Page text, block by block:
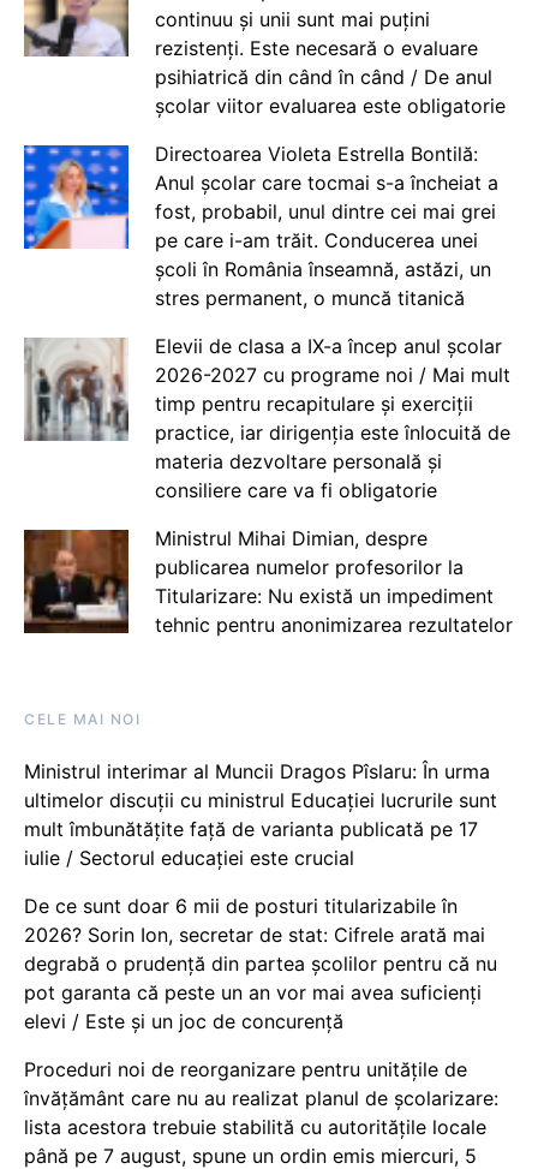
continuu și unii sunt mai puțini
rezistenți. Este necesară o evaluare
psihiatrică din când în când / De anul
școlar viitor evaluarea este obligatorie
Directoarea Violeta Estrella Bontilă:
Anul școlar care tocmai s-a încheiat a
fost, probabil, unul dintre cei mai grei
pe care i-am trăit. Conducerea unei
școli în România înseamnă, astăzi, un
stres permanent, o muncă titanică
Elevii de clasa a IX-a încep anul școlar
2026-2027 cu programe noi / Mai mult
timp pentru recapitulare și exerciții
practice, iar dirigenția este înlocuită de
materia dezvoltare personală și
consiliere care va fi obligatorie
Ministrul Mihai Dimian, despre
publicarea numelor profesorilor la
Titularizare: Nu există un impediment
tehnic pentru anonimizarea rezultatelor
CELE MAI NOI
Ministrul interimar al Muncii Dragos Pîslaru: În urma
ultimelor discuții cu ministrul Educației lucrurile sunt
mult îmbunătățite față de varianta publicată pe 17
iulie / Sectorul educației este crucial
De ce sunt doar 6 mii de posturi titularizabile în
2026? Sorin Ion, secretar de stat: Cifrele arată mai
degrabă o prudență din partea școlilor pentru că nu
pot garanta că peste un an vor mai avea suficienți
elevi / Este și un joc de concurență
Proceduri noi de reorganizare pentru unitățile de
învățământ care nu au realizat planul de școlarizare:
lista acestora trebuie stabilită cu autoritățile locale
până pe 7 august, spune un ordin emis miercuri, 5